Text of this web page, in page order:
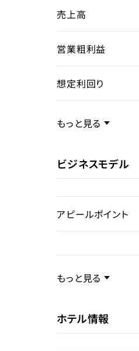
売上高
営業粗利益
想定利回り
売却スキーム
権利
売却理由
ライセンス種類
もっと見る
ビジネスモデル
アピールポイント
事業内容／事業特徴
ターゲット層
もっと見る
ホテル情報